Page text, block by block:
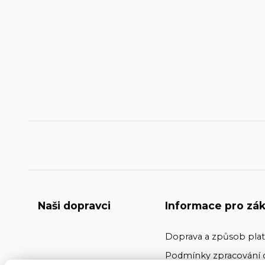
Naši dopravci Informace pro
Doprava a způsob
Podmínky zpracování